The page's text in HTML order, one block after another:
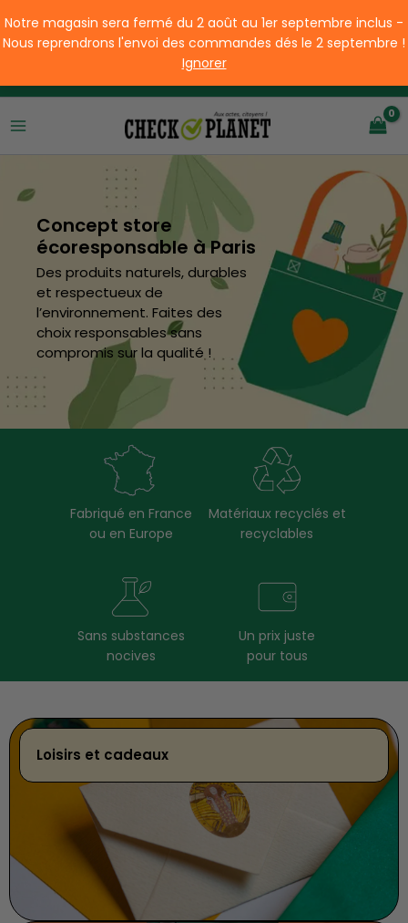
Notre magasin sera fermé du 2 août au 1er septembre inclus -
Nous reprendrons l'envoi des commandes dés le 2 septembre !
Ignorer
au
contenu
Livraison offerte à partir de 49€ d'achats en France
Concept store
écoresponsable à Paris
Des produits naturels, durables
et respectueux de
l’environnement. Faites des
choix responsables sans
compromis sur la qualité !
Fabriqué en France
ou en Europe
Matériaux recyclés et
recyclables
Sans substances
nocives
Un prix juste
pour tous
Loisirs et cadeaux